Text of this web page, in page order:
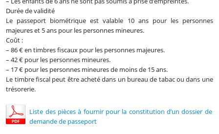
Durée de validité
Le passeport biométrique est valable 10 ans pour les personnes
majeures et 5 ans pour les personnes mineures.
Coût :
– 86 € en timbres fiscaux pour les personnes majeures.
– 42 € pour les personnes mineures.
– 17 € pour les personnes mineures de moins de 15 ans.
Le timbre fiscal peut être acheté dans un bureau de tabac ou dans une
trésorerie.
Liste des pièces à fournir pour la constitution d’un dossier de
demande de passeport